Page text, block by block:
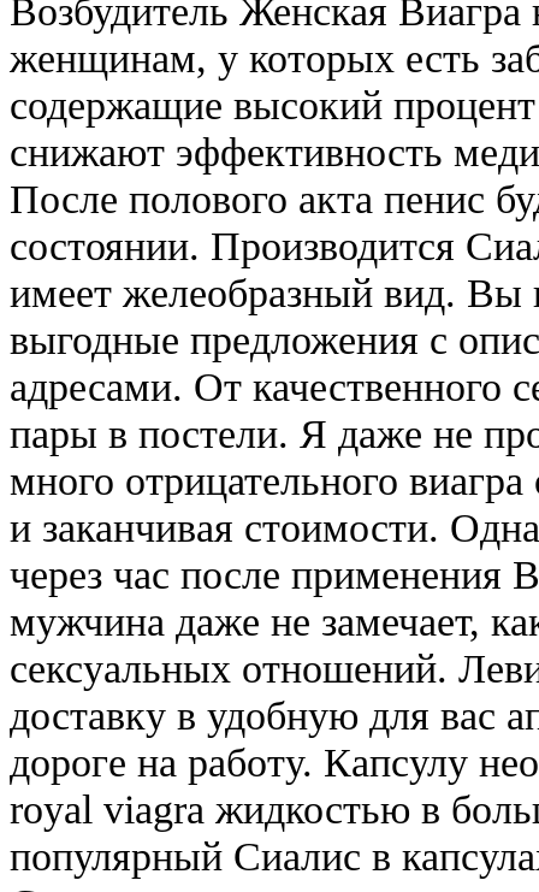
Возбудитель Женская
женщинам, у которых есть
содержащие высокий
снижают эффективность
После полового акта пенис
состоянии. Производится
имеет желеобразный вид. Вы
выгодные предложения с
адресами. От качественного
пары в постели. Я даже не
много отрицательного виагра
и заканчивая стоимости.
через час после применения
мужчина даже не замечает,
сексуальных отношений.
доставку в удобную для вас
дороге на работу. Капсулу
royal viagra жидкостью в
популярный Сиалис в